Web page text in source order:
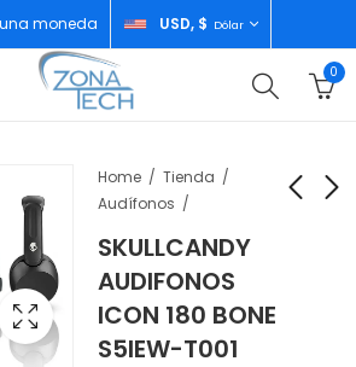
moneda USD, $ Dólar
0
Home
Tienda
Audífonos
SKULLCANDY
AUDIFONOS
ICON 180 BONE
S5IEW-T001
AUDIFONOS ICON 180
BLACK S5IEW-T740
$ 45,00
PLANCHA ALISADORA
TRIPLE INFUSION
S7740
$40,00